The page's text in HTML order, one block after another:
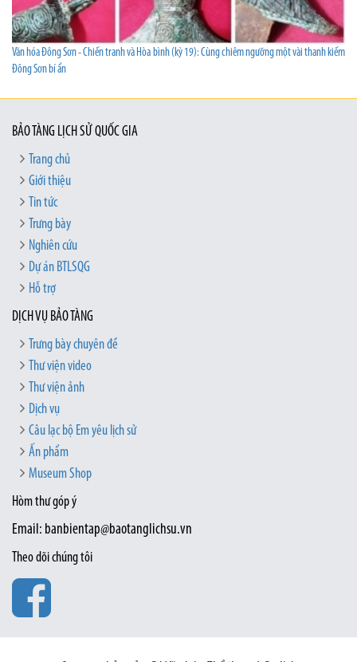
Văn hóa Đông Sơn - Chiến tranh và Hòa bình (kỳ 19): Cùng chiêm ngưỡng một vài thanh kiếm
Đông Sơn bí ẩn
BẢO TÀNG LỊCH SỬ QUỐC GIA
Trang chủ
Giới thiệu
Tin tức
Trưng bày
Nghiên cứu
Dự án BTLSQG
Hỗ trợ
DỊCH VỤ BẢO TÀNG
Trưng bày chuyên đề
Thư viện video
Thư viện ảnh
Dịch vụ
Câu lạc bộ Em yêu lịch sử
Ấn phẩm
Museum Shop
Hòm thư góp ý
Email: banbientap@baotanglichsu.vn
Theo dõi chúng tôi